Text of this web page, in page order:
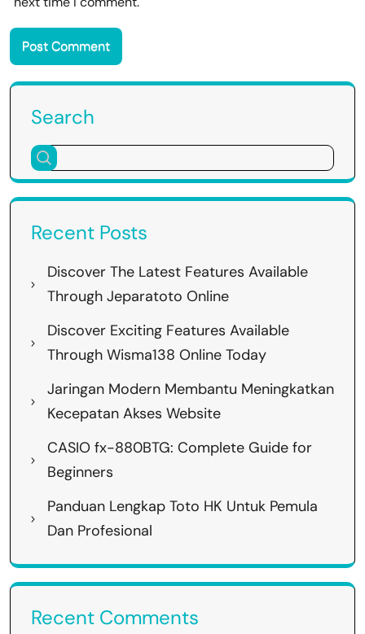
Search
Recent Posts
Discover The Latest Features Available
Through Jeparatoto Online
Discover Exciting Features Available
Through Wisma138 Online Today
Jaringan Modern Membantu Meningkatkan
Kecepatan Akses Website
CASIO fx-880BTG: Complete Guide for
Beginners
Panduan Lengkap Toto HK Untuk Pemula
Dan Profesional
Recent Comments